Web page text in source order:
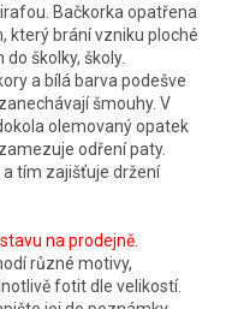
Bačkorka opatřena
který brání vzniku ploché
školky, školy.
a bílá barva podešve
šmouhy. V
olemovaný opatek
odření paty.
a tím zajišťuje držení
na prodejně.
různé motivy,
fotit dle velikostí.